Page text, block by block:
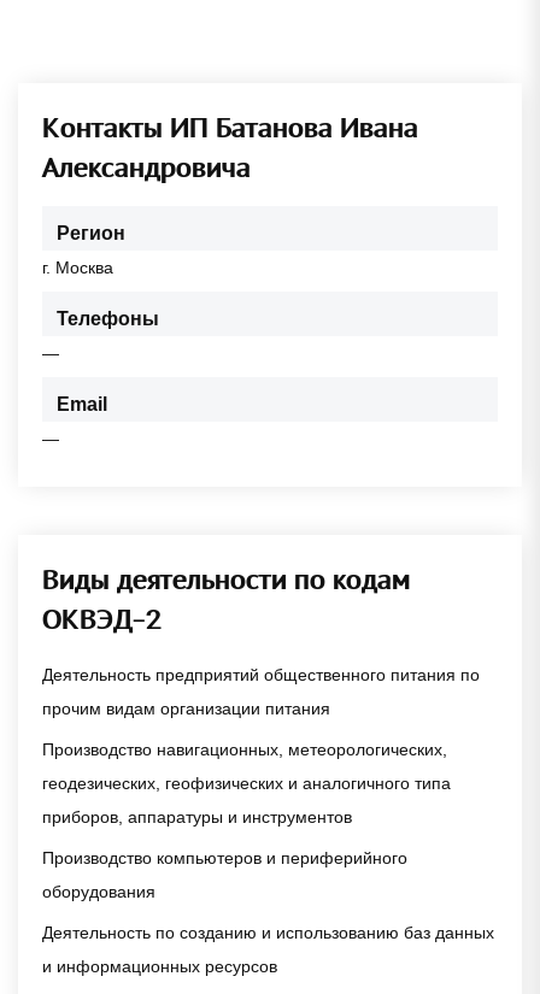
Контакты ИП Батанова Ивана
Александровича
Регион
г. Москва
Телефоны
—
Email
—
Виды деятельности по кодам
ОКВЭД-2
Деятельность предприятий общественного питания по
прочим видам организации питания
Производство навигационных, метеорологических,
геодезических, геофизических и аналогичного типа
приборов, аппаратуры и инструментов
Производство компьютеров и периферийного
оборудования
Деятельность по созданию и использованию баз данных
и информационных ресурсов